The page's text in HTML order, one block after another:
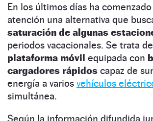
En los últimos días ha
atención una alternativa que
saturación de algunas
periodos vacacionales. Se trata
plataforma móvil equipada con
cargadores rápidos capaz de
energía a varios vehículos
simultánea.
Según la información difundida